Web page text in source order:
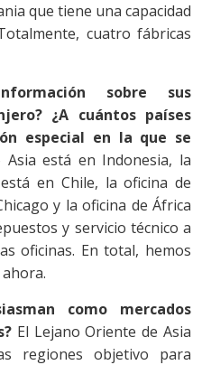
que tiene una capacidad
cuatro fábricas
sobre sus
¿A cuántos países
especial en la que se
está en Indonesia, la
en Chile, la oficina de
y la oficina de África
y servicio técnico a
oficinas. En total, hemos
como mercados
El Lejano Oriente de Asia
regiones objetivo para